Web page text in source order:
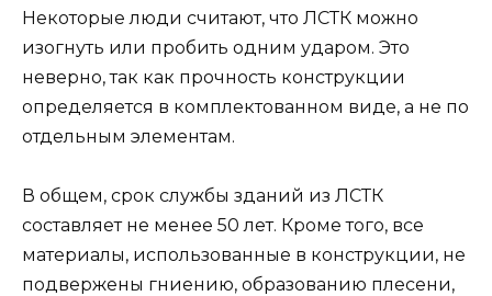
Некоторые люди считают, что ЛСТК можно
изогнуть или пробить одним ударом. Это
неверно, так как прочность конструкции
определяется в комплектованном виде, а не по
отдельным элементам.
В общем, срок службы зданий из ЛСТК
составляет не менее 50 лет. Кроме того, все
материалы, использованные в конструкции, не
подвержены гниению, образованию плесени,